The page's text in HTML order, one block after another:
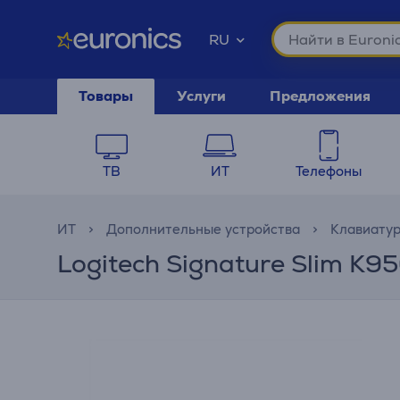
RU
Товары Услуги Предложения
ТВ ИТ Телефоны
ИТ Дополнительные устройства
Logitech Signature Slim